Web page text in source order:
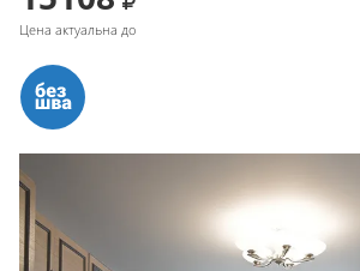
Цена актуальна до